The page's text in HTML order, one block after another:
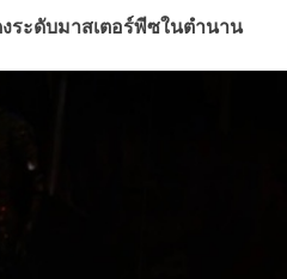
ระดับมาสเตอร์พีซในตำนาน